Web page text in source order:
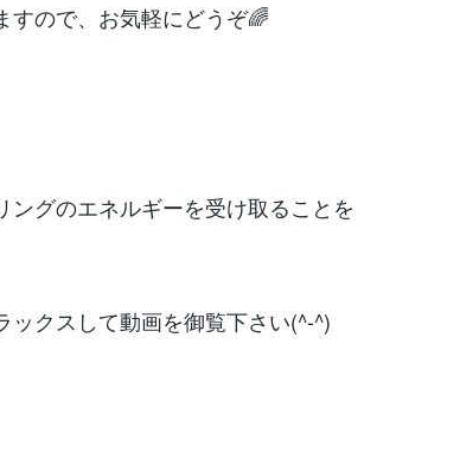
すので、お気軽にどうぞ🌈
ングのエネルギーを受け取ることを
ックスして動画を御覧下さい(^-^)